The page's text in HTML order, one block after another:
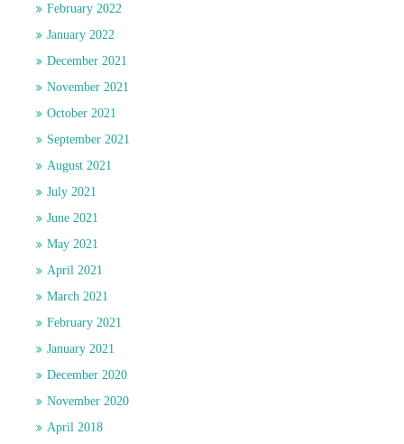
February 2022
January 2022
December 2021
November 2021
October 2021
September 2021
August 2021
July 2021
June 2021
May 2021
April 2021
March 2021
February 2021
January 2021
December 2020
November 2020
April 2018